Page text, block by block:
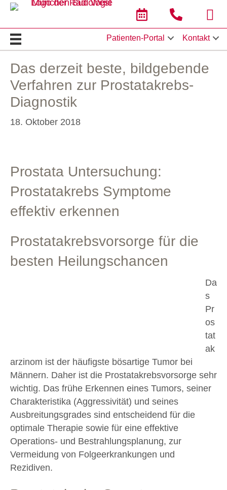
Termin online buchen
Hier klicken
Patienten-Portal Kontakt
Das derzeit beste, bildgebende
Verfahren zur Prostatakrebs-
Diagnostik
18. Oktober 2018
Prostata Untersuchung:
Prostatakrebs Symptome
effektiv erkennen
Prostatakrebsvorsorge für die
besten Heilungschancen
Da
s
Pr
os
tat
ak
arzinom ist der häufigste bösartige Tumor bei
Männern. Daher ist die Prostatakrebsvorsorge sehr
wichtig. Das frühe Erkennen eines Tumors, seiner
Charakteristika (Aggressivität) und seines
Ausbreitungsgrades sind entscheidend für die
optimale Therapie sowie für eine effektive
Operations- und Bestrahlungsplanung, zur
Vermeidung von Folgeerkrankungen und
Rezidiven.